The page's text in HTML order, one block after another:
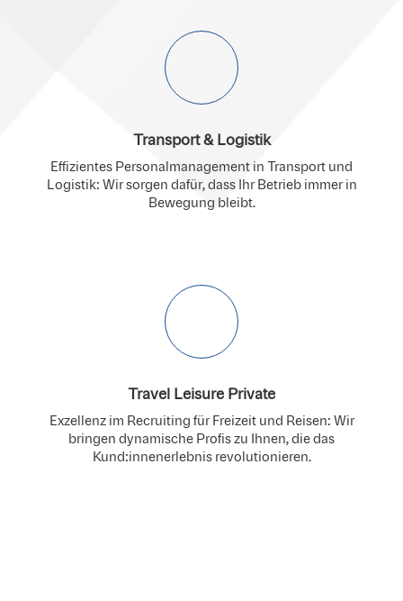
Transport & Logistik
Effizientes Personalmanagement in Transport und
Logistik: Wir sorgen dafür, dass Ihr Betrieb immer in
Bewegung bleibt.
Travel Leisure Private
Exzellenz im Recruiting für Freizeit und Reisen: Wir
bringen dynamische Profis zu Ihnen, die das
Kund:innenerlebnis revolutionieren.